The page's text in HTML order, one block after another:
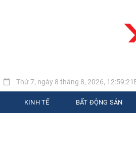
Thứ 7, ngày 8 tháng 8, 2026, 12:59:22
KINH TẾ BẤT ĐỘNG SẢN